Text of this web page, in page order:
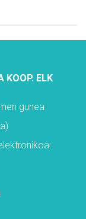
KOOP. ELK
gunea